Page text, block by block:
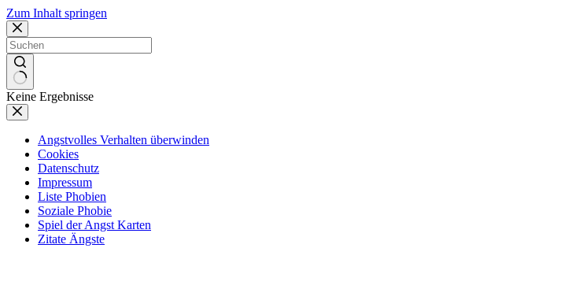
Zum Inhalt springen
Keine Ergebnisse
Angstvolles Verhalten überwinden
Cookies
Datenschutz
Impressum
Liste Phobien
Soziale Phobie
Spiel der Angst Karten
Zitate Ängste